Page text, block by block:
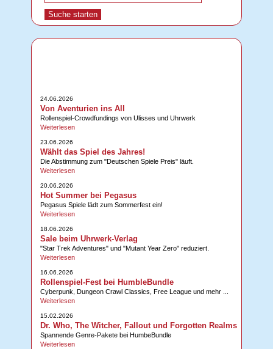
24.06.2026
Von Aventurien ins All
Rollenspiel-Crowdfundings von Ulisses und Uhrwerk
Weiterlesen
23.06.2026
Wählt das Spiel des Jahres!
Die Abstimmung zum "Deutschen Spiele Preis" läuft.
Weiterlesen
20.06.2026
Hot Summer bei Pegasus
Pegasus Spiele lädt zum Sommerfest ein!
Weiterlesen
18.06.2026
Sale beim Uhrwerk-Verlag
"Star Trek Adventures" und "Mutant Year Zero" reduziert.
Weiterlesen
16.06.2026
Rollenspiel-Fest bei HumbleBundle
Cyberpunk, Dungeon Crawl Classics, Free League und mehr ...
Weiterlesen
15.02.2026
Dr. Who, The Witcher, Fallout und Forgotten Realms
Spannende Genre-Pakete bei HumbeBundle
Weiterlesen